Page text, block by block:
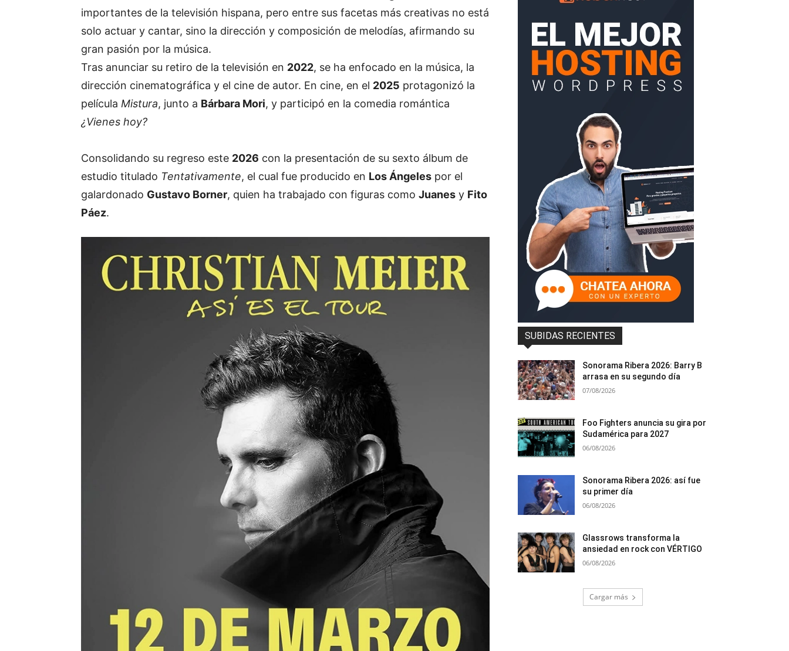
importantes de la televisión hispana, pero entre sus facetas más creativas no está
solo actuar y cantar, sino la dirección y composición de melodías, afirmando su
gran pasión por la música.
Tras anunciar su retiro de la televisión en 2022, se ha enfocado en la música, la
dirección cinematográfica y el cine de autor. En cine, en el 2025 protagonizó la
película Mistura, junto a Bárbara Mori, y participó en la comedia romántica
¿Vienes hoy?
Consolidando su regreso este 2026 con la presentación de su sexto álbum de
estudio titulado Tentativamente, el cual fue producido en Los Ángeles por el
galardonado Gustavo Borner, quien ha trabajado con figuras como Juanes y Fito
Páez.
SUBIDAS RECIENTES
Sonorama Ribera 2026: Barry B
arrasa en su segundo día
07/08/2026
Foo Fighters anuncia su gira por
Sudamérica para 2027
06/08/2026
Sonorama Ribera 2026: así fue
su primer día
06/08/2026
Glassrows transforma la
ansiedad en rock con VÉRTIGO
06/08/2026
Cargar más